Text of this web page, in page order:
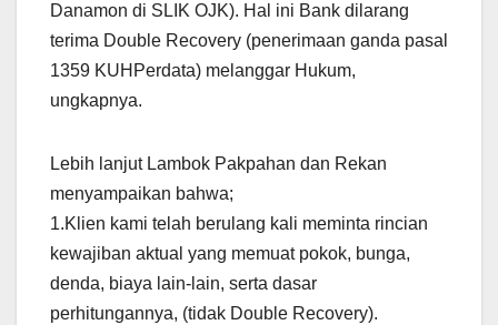
Danamon di SLIK OJK). Hal ini Bank dilarang
terima Double Recovery (penerimaan ganda pasal
1359 KUHPerdata) melanggar Hukum,
ungkapnya.
Lebih lanjut Lambok Pakpahan dan Rekan
menyampaikan bahwa;
1.Klien kami telah berulang kali meminta rincian
kewajiban aktual yang memuat pokok, bunga,
denda, biaya lain-lain, serta dasar
perhitungannya, (tidak Double Recovery).